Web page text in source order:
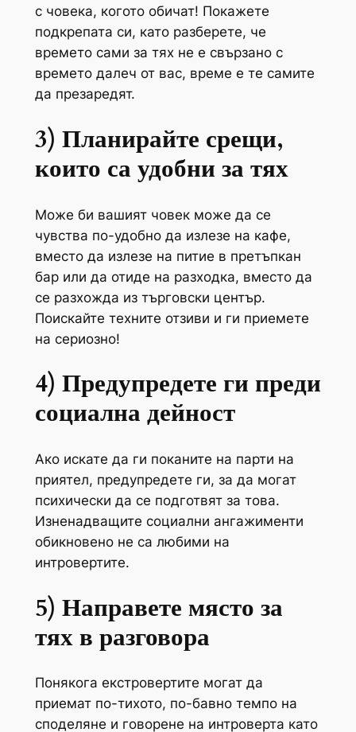
с човека, когото обичат! Покажете
подкрепата си, като разберете, че
времето сами за тях не е свързано с
времето далеч от вас, време е те самите
да презаредят.
3) Планирайте срещи,
които са удобни за тях
Може би вашият човек може да се
чувства по-удобно да излезе на кафе,
вместо да излезе на питие в претъпкан
бар или да отиде на разходка, вместо да
се разхожда из търговски център.
Поискайте техните отзиви и ги приемете
на сериозно!
4) Предупредете ги преди
социална дейност
Ако искате да ги поканите на парти на
приятел, предупредете ги, за да могат
психически да се подготвят за това.
Изненадващите социални ангажименти
обикновено не са любими на
интровертите.
5) Направете място за
тях в разговора
Понякога екстровертите могат да
приемат по-тихото, по-бавно темпо на
споделяне и говорене на интроверта като